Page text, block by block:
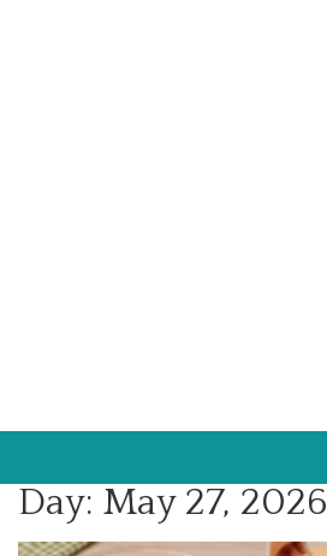
Day: May 27, 2026